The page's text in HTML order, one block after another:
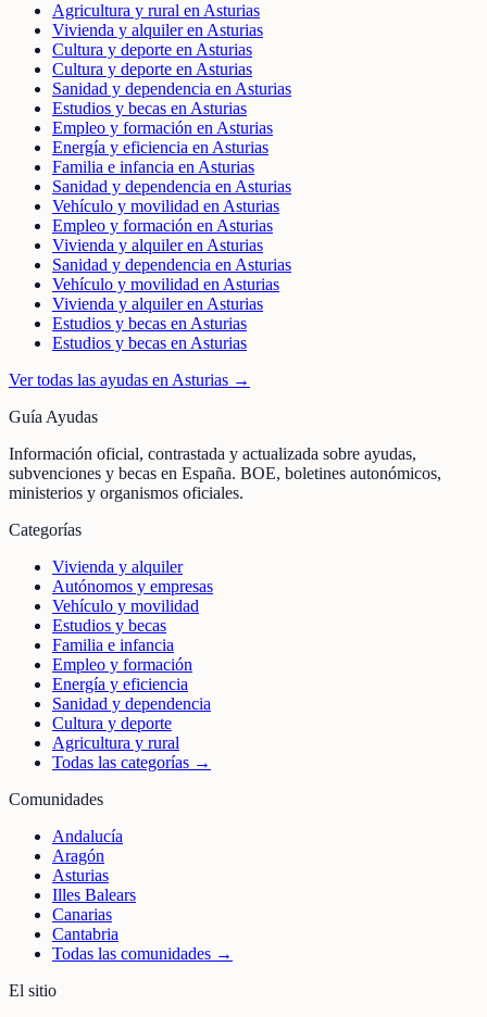
Agricultura y rural en Asturias
Vivienda y alquiler en Asturias
Cultura y deporte en Asturias
Cultura y deporte en Asturias
Sanidad y dependencia en Asturias
Estudios y becas en Asturias
Empleo y formación en Asturias
Energía y eficiencia en Asturias
Familia e infancia en Asturias
Sanidad y dependencia en Asturias
Vehículo y movilidad en Asturias
Empleo y formación en Asturias
Vivienda y alquiler en Asturias
Sanidad y dependencia en Asturias
Vehículo y movilidad en Asturias
Vivienda y alquiler en Asturias
Estudios y becas en Asturias
Estudios y becas en Asturias
Ver todas las ayudas en Asturias →
Guía Ayudas
Información oficial, contrastada y actualizada sobre ayudas,
subvenciones y becas en España. BOE, boletines autonómicos,
ministerios y organismos oficiales.
Categorías
Vivienda y alquiler
Autónomos y empresas
Vehículo y movilidad
Estudios y becas
Familia e infancia
Empleo y formación
Energía y eficiencia
Sanidad y dependencia
Cultura y deporte
Agricultura y rural
Todas las categorías →
Comunidades
Andalucía
Aragón
Asturias
Illes Balears
Canarias
Cantabria
Todas las comunidades →
El sitio